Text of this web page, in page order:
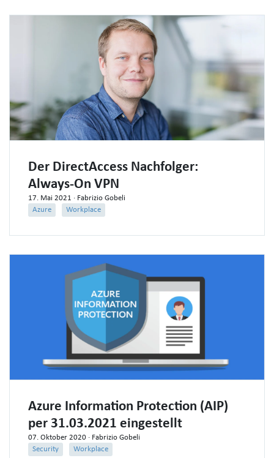
Der DirectAccess Nachfolger:
Always-On VPN
17. Mai 2021 · Fabrizio Gobeli
Azure
Workplace
Azure Information Protection (AIP)
per 31.03.2021 eingestellt
07. Oktober 2020 · Fabrizio Gobeli
Security
Workplace